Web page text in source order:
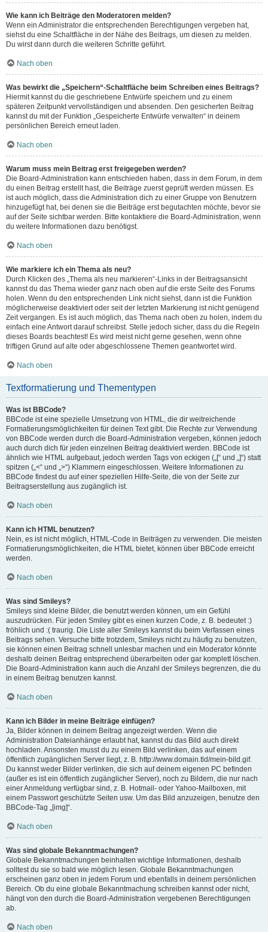
Wie kann ich Beiträge den Moderatoren melden?
Wenn ein Administrator die entsprechenden Berechtigungen vergeben hat,
siehst du eine Schaltfläche in der Nähe des Beitrags, um diesen zu melden.
Du wirst dann durch die weiteren Schritte geführt.
Nach oben
Was bewirkt die „Speichern“-Schaltfläche beim Schreiben eines Beitrags?
Hiermit kannst du die geschriebene Entwürfe speichern und zu einem
späteren Zeitpunkt vervollständigen und absenden. Den gesicherten Beitrag
kannst du mit der Funktion „Gespeicherte Entwürfe verwalten“ in deinem
persönlichen Bereich erneut laden.
Nach oben
Warum muss mein Beitrag erst freigegeben werden?
Die Board-Administration kann entschieden haben, dass in dem Forum, in dem
du einen Beitrag erstellt hast, die Beiträge zuerst geprüft werden müssen. Es
ist auch möglich, dass die Administration dich zu einer Gruppe von Benutzern
hinzugefügt hat, bei denen sie die Beiträge erst begutachten möchte, bevor sie
auf der Seite sichtbar werden. Bitte kontaktiere die Board-Administration, wenn
du weitere Informationen dazu benötigst.
Nach oben
Wie markiere ich ein Thema als neu?
Durch Klicken des „Thema als neu markieren“-Links in der Beitragsansicht
kannst du das Thema wieder ganz nach oben auf die erste Seite des Forums
holen. Wenn du den entsprechenden Link nicht siehst, dann ist die Funktion
möglicherweise deaktiviert oder seit der letzten Markierung ist nicht genügend
Zeit vergangen. Es ist auch möglich, das Thema nach oben zu holen, indem du
einfach eine Antwort darauf schreibst. Stelle jedoch sicher, dass du die Regeln
dieses Boards beachtest! Es wird meist nicht gerne gesehen, wenn ohne
triftigen Grund auf alte oder abgeschlossene Themen geantwortet wird.
Nach oben
Textformatierung und Thementypen
Was ist BBCode?
BBCode ist eine spezielle Umsetzung von HTML, die dir weitreichende
Formatierungsmöglichkeiten für deinen Text gibt. Die Rechte zur Verwendung
von BBCode werden durch die Board-Administration vergeben, können jedoch
auch durch dich für jeden einzelnen Beitrag deaktiviert werden. BBCode ist
ähnlich wie HTML aufgebaut, jedoch werden Tags von eckigen („[“ und „]“) statt
spitzen („<“ und „>“) Klammern eingeschlossen. Weitere Informationen zu
BBCode findest du auf einer speziellen Hilfe-Seite, die von der Seite zur
Beitragserstellung aus zugänglich ist.
Nach oben
Kann ich HTML benutzen?
Nein, es ist nicht möglich, HTML-Code in Beiträgen zu verwenden. Die meisten
Formatierungsmöglichkeiten, die HTML bietet, können über BBCode erreicht
werden.
Nach oben
Was sind Smileys?
Smileys sind kleine Bilder, die benutzt werden können, um ein Gefühl
auszudrücken. Für jeden Smiley gibt es einen kurzen Code, z. B. bedeutet :)
fröhlich und :( traurig. Die Liste aller Smileys kannst du beim Verfassen eines
Beitrags sehen. Versuche bitte trotzdem, Smileys nicht zu häufig zu benutzen,
sie können einen Beitrag schnell unlesbar machen und ein Moderator könnte
deshalb deinen Beitrag entsprechend überarbeiten oder gar komplett löschen.
Die Board-Administration kann auch die Anzahl der Smileys begrenzen, die du
in einem Beitrag benutzen kannst.
Nach oben
Kann ich Bilder in meine Beiträge einfügen?
Ja, Bilder können in deinem Beitrag angezeigt werden. Wenn die
Administration Dateianhänge erlaubt hat, kannst du das Bild auch direkt
hochladen. Ansonsten musst du zu einem Bild verlinken, das auf einem
öffentlich zugänglichen Server liegt, z. B. http://www.domain.tld/mein-bild.gif.
Du kannst weder Bilder verlinken, die sich auf deinem eigenen PC befinden
(außer es ist ein öffentlich zugänglicher Server), noch zu Bildern, die nur nach
einer Anmeldung verfügbar sind, z. B. Hotmail- oder Yahoo-Mailboxen, mit
einem Passwort geschützte Seiten usw. Um das Bild anzuzeigen, benutze den
BBCode-Tag „[img]“.
Nach oben
Was sind globale Bekanntmachungen?
Globale Bekanntmachungen beinhalten wichtige Informationen, deshalb
solltest du sie so bald wie möglich lesen. Globale Bekanntmachungen
erscheinen ganz oben in jedem Forum und ebenfalls in deinem persönlichen
Bereich. Ob du eine globale Bekanntmachung schreiben kannst oder nicht,
hängt von den durch die Board-Administration vergebenen Berechtigungen
ab.
Nach oben